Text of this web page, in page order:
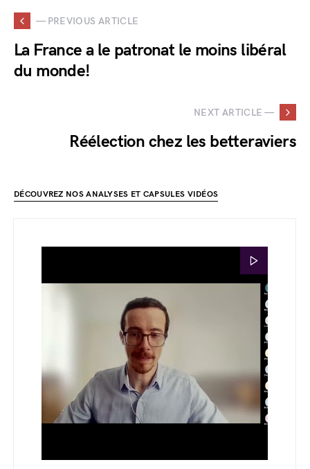
— PREVIOUS ARTICLE
La France a le patronat le moins libéral
du monde!
NEXT ARTICLE —
Réélection chez les betteraviers
DÉCOUVREZ NOS ANALYSES ET CAPSULES VIDÉOS